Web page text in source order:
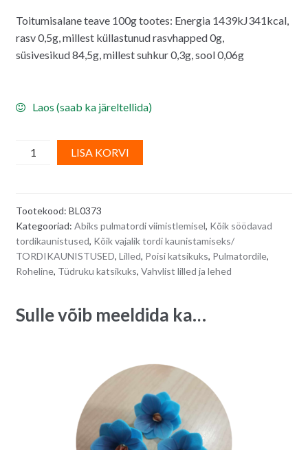
Toitumisalane teave 100g tootes: Energia 1439kJ341kcal,
rasv 0,5g, millest küllastunud rasvhapped 0g,
süsivesikud 84,5g, millest suhkur 0,3g, sool 0,06g
Laos (saab ka järeltellida)
Vahvlikaunistus,
helerohelise
-
3
tk
quantity
LISA KORVI
a
t
e
Tootekood: BL0373
Kategooriad: Abiks pulmatordi viimistlemisel, Kõik söödavad
tordikaunistused, Kõik vajalik tordi kaunistamiseks/
TORDIKAUNISTUSED, Lilled, Poisi katsikuks, Pulmatordile,
Roheline, Tüdruku katsikuks, Vahvlist lilled ja lehed
Sulle võib meeldida ka…